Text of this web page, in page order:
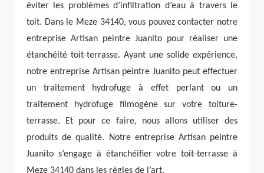
éviter les problèmes d’infiltration d’eau à travers le
toit. Dans le Meze 34140, vous pouvez contacter notre
entreprise Artisan peintre Juanito pour réaliser une
étanchéité toit-terrasse. Ayant une solide expérience,
notre entreprise Artisan peintre Juanito peut effectuer
un traitement hydrofuge à effet perlant ou un
traitement hydrofuge filmogène sur votre toiture-
terrasse. Et pour ce faire, nous allons utiliser des
produits de qualité. Notre entreprise Artisan peintre
Juanito s’engage à étanchéifier votre toit-terrasse à
Meze 34140 dans les règles de l’art.